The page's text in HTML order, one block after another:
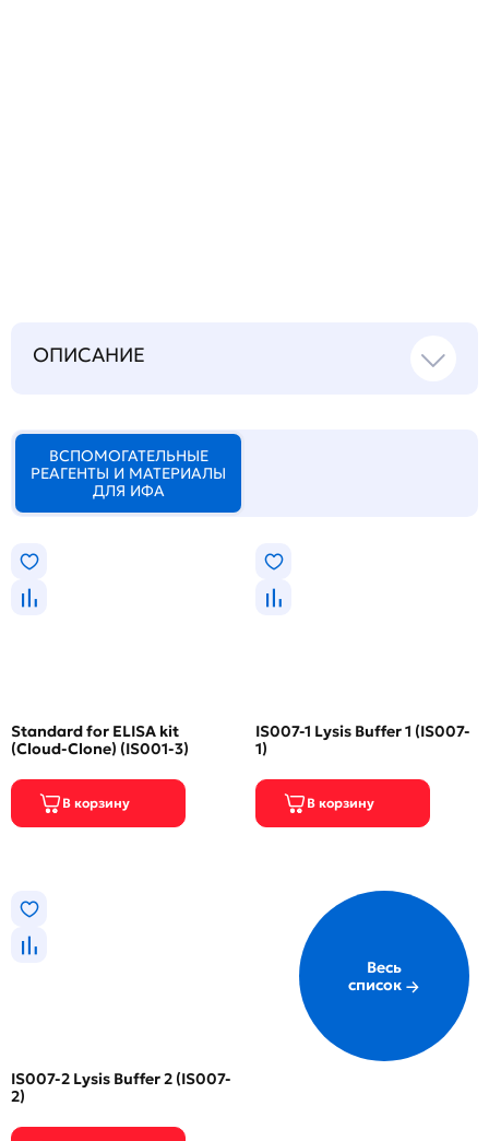
ОПИСАНИЕ
ВСПОМОГАТЕЛЬНЫЕ
РЕАГЕНТЫ И МАТЕРИАЛЫ
ДЛЯ ИФА
Standard for ELISA kit
(Cloud-Clone) (IS001-3)
IS007-1 Lysis Buffer 1 (IS007-
1)
IS007-2 Lysis Buffer 2 (IS007-
2)
Весь
список